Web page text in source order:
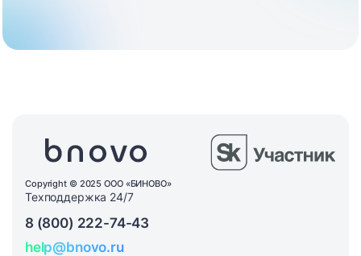
Copyright © 2025 ООО «БИНОВО»
Техподдержка 24/7
8 (800) 222-74-43
help@bnovo.ru